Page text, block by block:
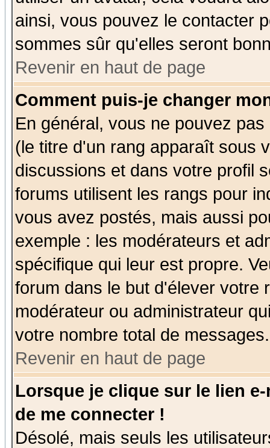
ainsi, vous pouvez le contacter
sommes sûr qu'elles seront
Revenir en haut de page
Comment puis-je changer
En général, vous ne pouvez
(le titre d'un rang apparaît sous
discussions et dans votre profil
forums utilisent les rangs pour
vous avez postés, mais aussi
exemple : les modérateurs et
spécifique qui leur est propre.
forum dans le but d'élever votre
modérateur ou administrateur
votre nombre total de messages.
Revenir en haut de page
Lorsque je clique sur le lien
de me connecter !
Désolé, mais seuls les